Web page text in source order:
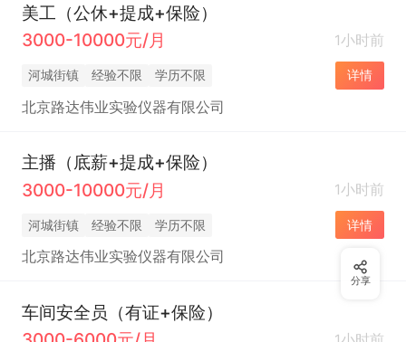
美工（公休+提成+保险）
3000-10000元/月
1小时前
河城街镇 经验不限 学历不限 详情
北京路达伟业实验仪器有限公司
主播（底薪+提成+保险）
3000-10000元/月
1小时前
河城街镇 经验不限 学历不限 详情
北京路达伟业实验仪器有限公司
车间安全员（有证+保险）
分享